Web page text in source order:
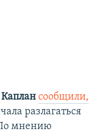
сообщили,
разлагаться
мнению